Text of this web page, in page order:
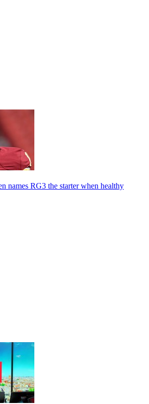
names RG3 the starter when healthy